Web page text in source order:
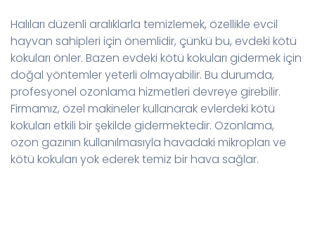
Halıları düzenli aralıklarla temizlemek, özellikle evcil
hayvan sahipleri için önemlidir, çünkü bu, evdeki kötü
kokuları önler. Bazen evdeki kötü kokuları gidermek için
doğal yöntemler yeterli olmayabilir. Bu durumda,
profesyonel ozonlama hizmetleri devreye girebilir.
Firmamız, özel makineler kullanarak evlerdeki kötü
kokuları etkili bir şekilde gidermektedir. Ozonlama,
ozon gazının kullanılmasıyla havadaki mikropları ve
kötü kokuları yok ederek temiz bir hava sağlar.